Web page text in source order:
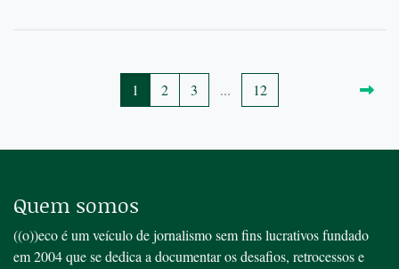
1 2 3 ... 12
Quem somos
((o))eco é um veículo de jornalismo sem fins lucrativos fundado
em 2004 que se dedica a documentar os desafios, retrocessos e